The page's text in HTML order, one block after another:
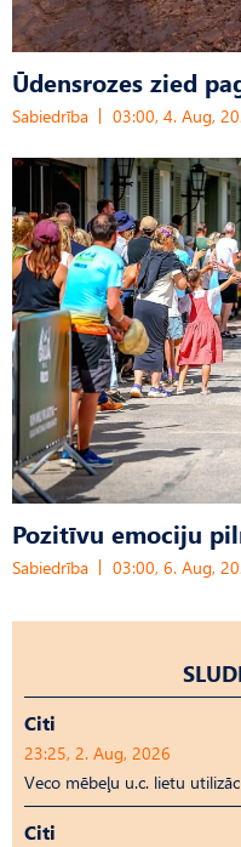
Ūdensrozes zied
Sabiedrība 03:00, 4. Aug,
Pozitīvu emociju
Sabiedrība 03:00, 6. Aug,
Citi
23:25, 2. Aug, 2026
Veco mēbeļu u.c. lietu
Citi